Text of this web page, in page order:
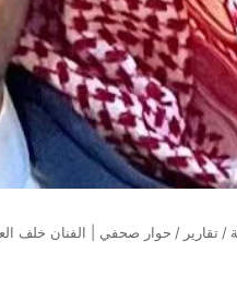
/ تقارير / حوار صحفي | الفنان خلف